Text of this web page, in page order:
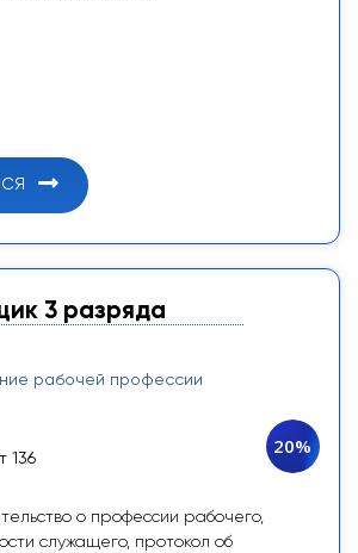
3 разряда
рабочей профессии
136
о профессии рабочего,
служащего, протокол об
20%